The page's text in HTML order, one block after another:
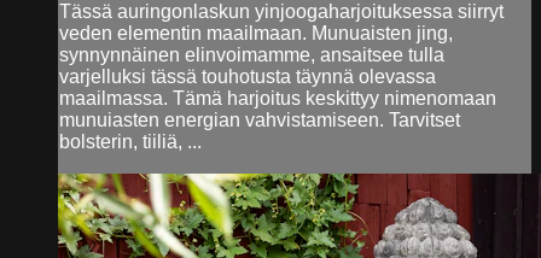
Tässä auringonlaskun yinjoogaharjoituksessa siirryt
veden elementin maailmaan. Munuaisten jing,
synnynnäinen elinvoimamme, ansaitsee tulla
varjelluksi tässä touhotusta täynnä olevassa
maailmassa. Tämä harjoitus keskittyy nimenomaan
munuiasten energian vahvistamiseen. Tarvitset
bolsterin, tiiliä, ...